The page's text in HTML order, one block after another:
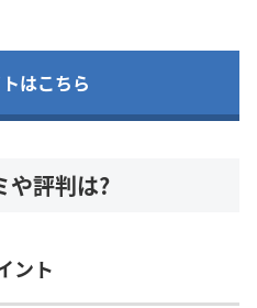
はこちら
や評判は?
ント